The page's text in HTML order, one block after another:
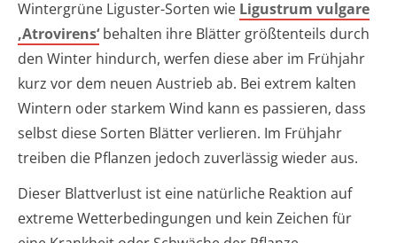
Wintergrüne Liguster-Sorten wie Ligustrum vulgare
‚Atrovirens‘behalten ihre Blätter größtenteils durch
den Winter hindurch, werfen diese aber im Frühjahr
kurz vor dem neuen Austrieb ab. Bei extrem kalten
Wintern oder starkem Wind kann es passieren, dass
selbst diese Sorten Blätter verlieren. Im Frühjahr
treiben die Pflanzen jedoch zuverlässig wieder aus.
Dieser Blattverlust ist eine natürliche Reaktion auf
extreme Wetterbedingungen und kein Zeichen für